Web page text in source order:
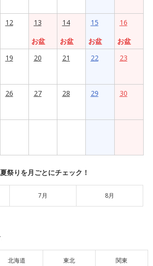
12
13
お盆
14
お盆
15
お盆
16
お盆
19 20 21 22 23
26 27 28 29 30
祭りを月ごとにチェック！
7月 8月
北海道 東北 関東